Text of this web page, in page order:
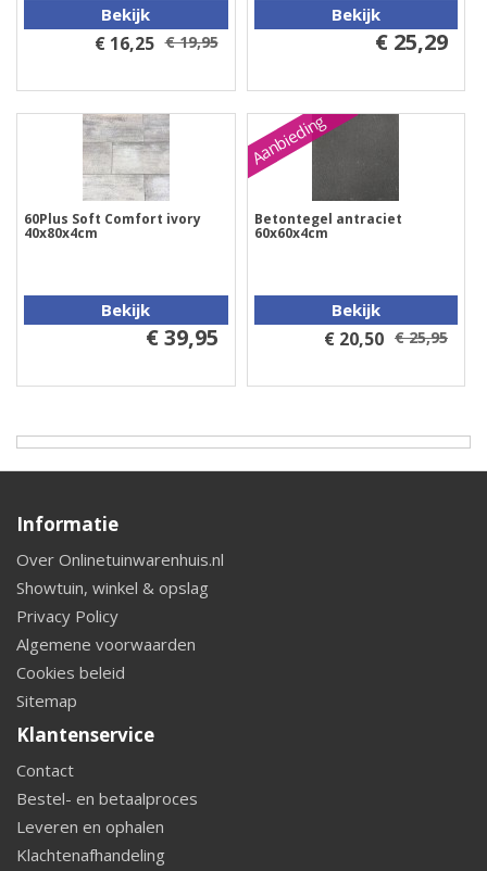
Bekijk
€ 16,25 € 19,95
Bekijk
€ 25,29
60Plus Soft Comfort ivory
40x80x4cm
Bekijk
€ 39,95
Aanbieding
Betontegel antraciet
60x60x4cm
Bekijk
€ 20,50 € 25,95
Informatie
Over Onlinetuinwarenhuis.nl
Showtuin, winkel & opslag
Privacy Policy
Algemene voorwaarden
Cookies beleid
Sitemap
Klantenservice
Contact
Bestel- en betaalproces
Leveren en ophalen
Klachtenafhandeling